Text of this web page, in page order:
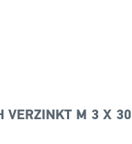
VERZINKT M 3 X 30